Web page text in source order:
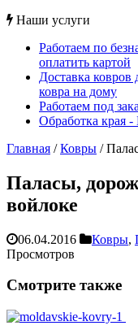
Наши услуги
Работаем по
оплатить картой
Доставка ковров
ковра на дому
Работаем под
Обработка
Главная / Ковры /
Паласы,
войлоке
06.04.2016 Ковры,
Просмотров
Смотрите также